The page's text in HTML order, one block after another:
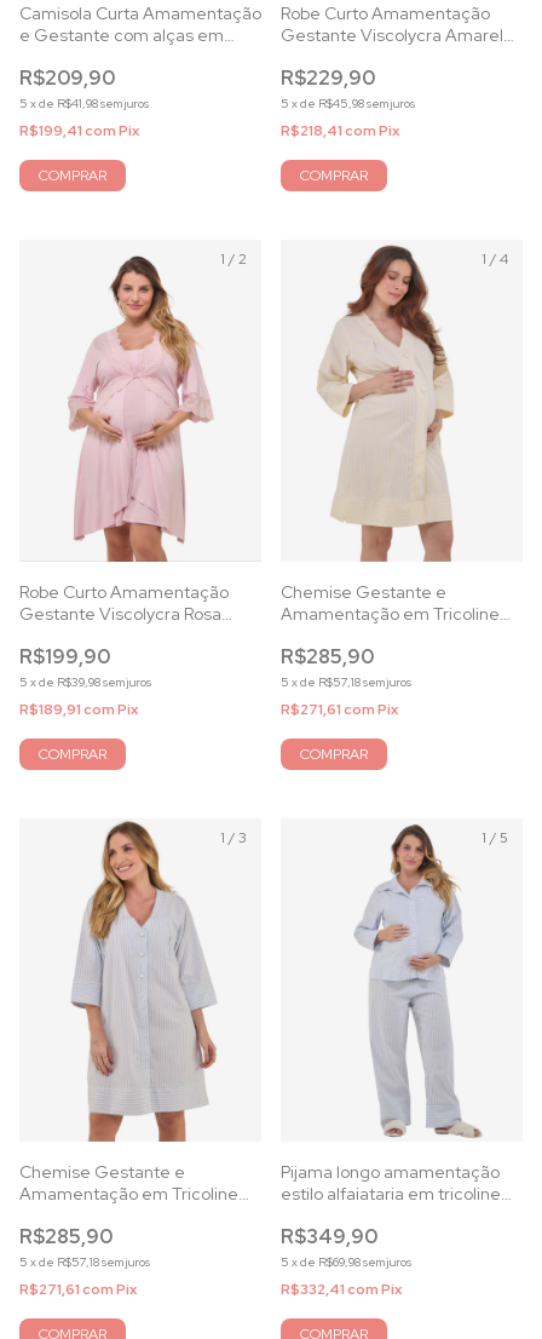
Camisola Curta Amamentação
e Gestante com alças em
R$209,90
5 xde R$41,98sem juros
R$199,41comPix
COMPRAR
Robe Curto Amamentação
Gestante Viscolycra Amarelo
R$229,90
5 xde R$45,98sem juros
R$218,41comPix
COMPRAR
1 /2
Robe Curto Amamentação
Gestante Viscolycra Rosa
R$199,90
5 xde R$39,98sem juros
R$189,91comPix
COMPRAR
1 /4
Chemise Gestante e
Amamentação em Tricoline
R$285,90
5 xde R$57,18sem juros
R$271,61comPix
COMPRAR
1 /3
Chemise Gestante e
Amamentação em Tricoline
R$285,90
5 xde R$57,18sem juros
R$271,61comPix
COMPRAR
1 / 5
Pijama longo amamentação
estilo alfaiataria em tricoline
R$349,90
5 xde R$69,98sem juros
R$332,41comPix
COMPRAR